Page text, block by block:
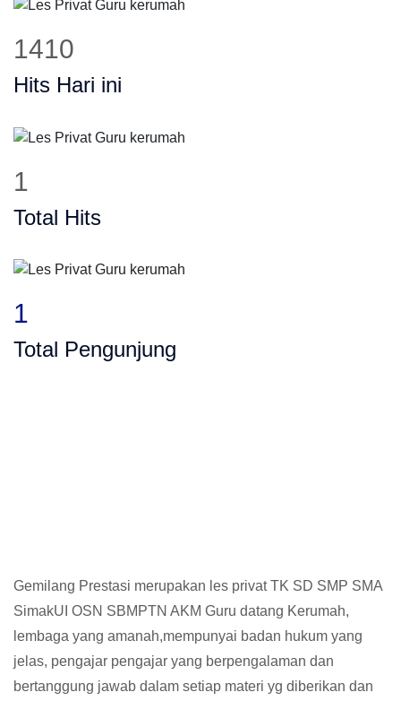
1410
Hits Hari ini
1
Total Hits
1
Total Pengunjung
Gemilang Prestasi merupakan les privat TK SD SMP SMA
SimakUI OSN SBMPTN AKM Guru datang Kerumah,
lembaga yang amanah,mempunyai badan hukum yang
jelas, pengajar pengajar yang berpengalaman dan
bertanggung jawab dalam setiap materi yg diberikan dan